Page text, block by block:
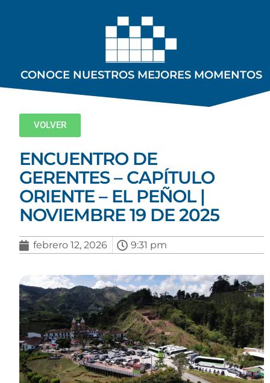
CONOCE NUESTROS MEJORES MOMENTOS
VOLVER
ENCUENTRO DE
GERENTES – CAPÍTULO
ORIENTE – EL PEÑOL |
NOVIEMBRE 19 DE 2025
febrero 12, 2026 9:31 pm